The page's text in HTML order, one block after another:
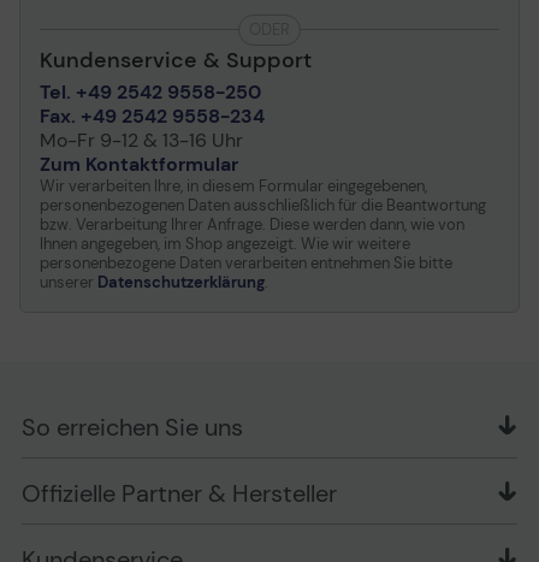
Kundenservice & Support
Tel. +49 2542 9558-250
Fax. +49 2542 9558-234
Mo-Fr 9-12 & 13-16 Uhr
Zum Kontaktformular
Wir verarbeiten Ihre, in diesem Formular eingegebenen,
personenbezogenen Daten ausschließlich für die Beantwortung
bzw. Verarbeitung Ihrer Anfrage. Diese werden dann, wie von
Ihnen angegeben, im Shop angezeigt. Wie wir weitere
personenbezogene Daten verarbeiten entnehmen Sie bitte
unserer Datenschutzerklärung.
Offizielle Partner & Hersteller
So erreichen Sie uns
Schlesierring 35